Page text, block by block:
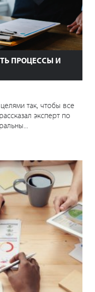
ПРОЦЕССЫ И
так, чтобы все
эксперт по